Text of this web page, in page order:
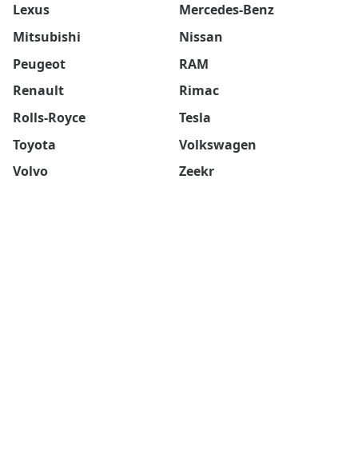
Lexus
Mercedes-Benz
Mitsubishi
Nissan
Peugeot
RAM
Renault
Rimac
Rolls-Royce
Tesla
Toyota
Volkswagen
Volvo
Zeekr